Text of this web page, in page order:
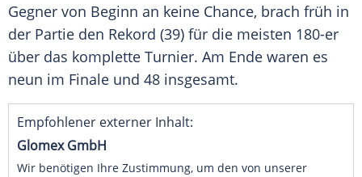
Gegner von Beginn an keine Chance, brach früh in
der Partie den Rekord (39) für die meisten 180-er
über das komplette Turnier. Am Ende waren es
neun im Finale und 48 insgesamt.
Empfohlener externer Inhalt:
Glomex GmbH
Wir benötigen Ihre Zustimmung, um den von unserer